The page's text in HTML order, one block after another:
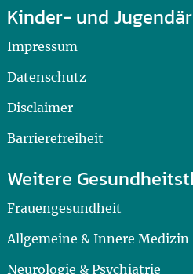
Kinder- und
Impressum
Datenschutz
Disclaimer
Barrierefreiheit
Weitere
Frauengesundheit
Allgemeine & Innere Medizin
Neurologie & Psychiatrie